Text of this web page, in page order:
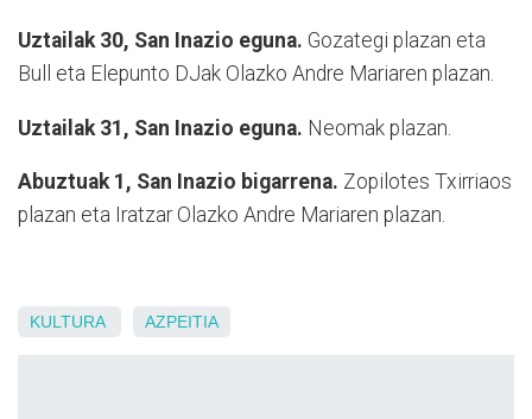
Uztailak 30, San Inazio eguna. Gozategi plazan eta
Bull eta Elepunto DJak Olazko Andre Mariaren plazan.
Uztailak 31, San Inazio eguna. Neomak plazan.
Abuztuak 1, San Inazio bigarrena. Zopilotes Txirriaos
plazan eta Iratzar Olazko Andre Mariaren plazan.
KULTURA AZPEITIA